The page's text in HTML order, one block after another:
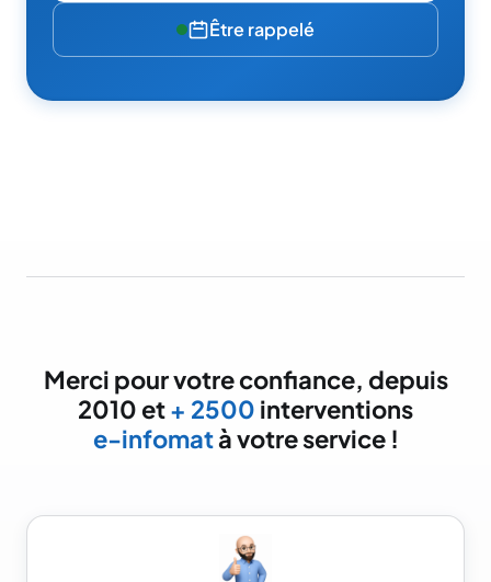
Être rappelé
Merci pour votre confiance, depuis
2010 et+ 2500 interventions
e-infomatà votre service !